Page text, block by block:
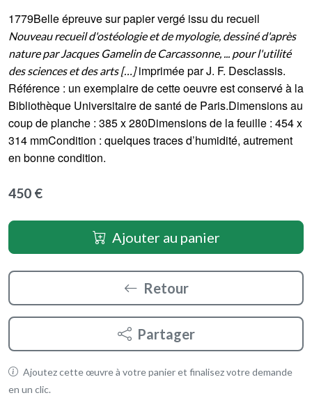
1779Belle épreuve sur papier vergé issu du recueil
Nouveau recueil d'ostéologie et de myologie, dessiné d'après
nature par Jacques Gamelin de Carcassonne, ... pour l'utilité
des sciences et des arts […]imprimée par J. F. Desclassis.
Référence : un exemplaire de cette oeuvre est conservé à la
Bibliothèque Universitaire de santé de Paris.Dimensions au
coup de planche : 385 x 280Dimensions de la feuille : 454 x
314 mmCondition : quelques traces d’humidité, autrement
en bonne condition.
450 €
Ajouter au panier
Retour
Partager
Ajoutez cette œuvre à votre panier et finalisez votre demande
en un clic.